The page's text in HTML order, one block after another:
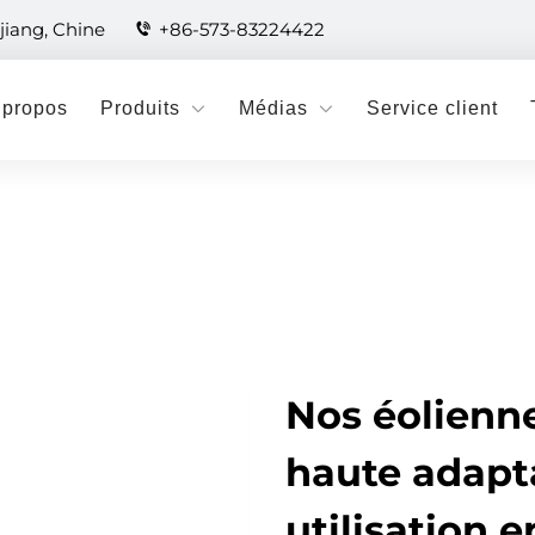
Chine +86-573-83224422
Produits Médias Service client
Nos
haute